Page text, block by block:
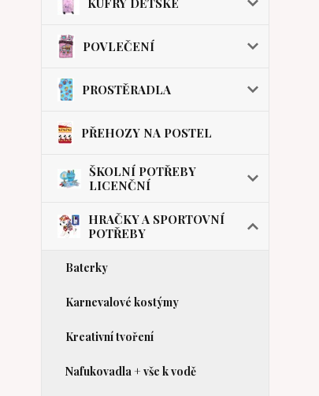
KUFRY DĚTSKÉ
POVLEČENÍ
PROSTĚRADLA
PŘEHOZY NA POSTEL
ŠKOLNÍ POTŘEBY
LICENČNÍ
HRAČKY A SPORTOVNÍ
POTŘEBY
Baterky
Karnevalové kostýmy
Kreativní tvoření
Nafukovadla + vše k vodě